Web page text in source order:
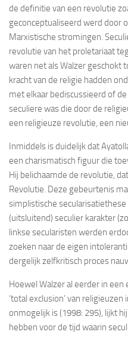
de definitie van een revolutie
geconceptualiseerd werd door
Marxistische stromingen.
revolutie van het proletariaat
waren net als Walzer geschokt
kracht van de religie hadden
met elkaar bediscussieerd of
seculiere was die door de
een religieuze revolutie, een
Inmiddels is duidelijk dat
een charismatisch figuur die
Hij belichaamde de revolutie,
Revolutie. Deze gebeurtenis
simplistische
(uitsluitend) seculier karakter
linkse secularisten werden
zoeken naar de eigen
dergelijk zelfkritisch proces
Hoewel Walzer al eerder in
‘total exclusion’ van
onmogelijk is (1998: 295), lijkt
hebben voor de tijd waarin